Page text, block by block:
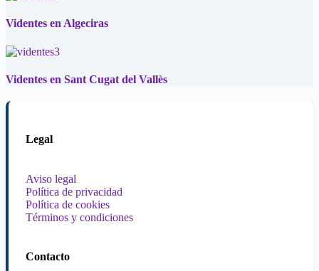
Videntes en Algeciras
Videntes en Sant Cugat del Vallès
Legal
Aviso legal
Política de privacidad
Política de cookies
Términos y condiciones
Contacto